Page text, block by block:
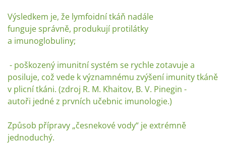
Výsledkem je, že lymfoidní tkáň nadále
funguje správně, produkují protilátky
a imunoglobuliny;
- poškozený imunitní systém se rychle zotavuje a
posiluje, což vede kvýznamnému zvýšení imunity tkáně
v plicní tkáni. (zdroj R. M. Khaitov, B. V. Pinegin -
autoři jedné z prvních učebnic imunologie.)⠀
Způsob přípravy „česnekové vody“ je extrémně
jednoduchý.⠀